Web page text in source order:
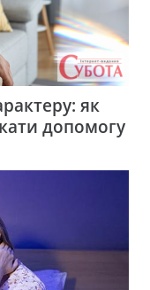
як
допомогу